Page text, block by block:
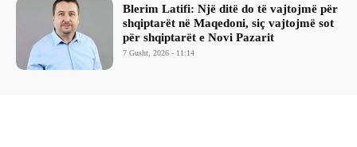
Blerim Latifi: Një ditë do të vajtojmë për
shqiptarët në Maqedoni, siç vajtojmë sot
për shqiptarët e Novi Pazarit
7 Gusht, 2026 - 11:14